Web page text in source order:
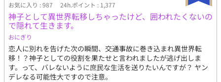
お気に入り : 987 24h.ポイント : 1,377
神子として異世界転移しちゃったけど、囲われたくないの
で隠れて生きます。
おにぎり
恋人に別れを告げた次の瞬間、交通事故に巻き込まれ異世界転
移！？神子としての役割を果たせと言われましたが逃げ出しま
す。って、バレないように庶民な生活を送りたいんですが？ ヤン
デレなる可能性大ですので注意。